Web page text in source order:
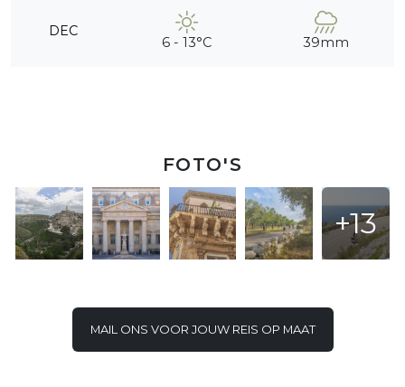
DEC
6 - 13°C 39mm
FOTO'S
+13
MAIL ONS VOOR JOUW REIS OP MAAT